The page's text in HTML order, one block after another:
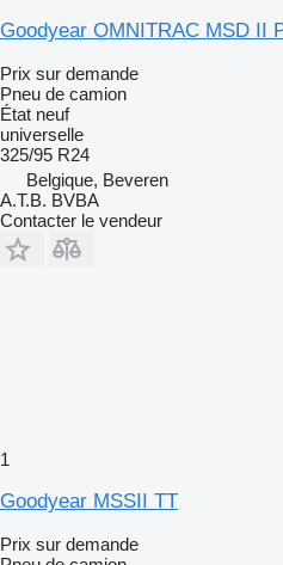
Goodyear OMNITRAC MSD II
Prix sur demande
Pneu de camion
État neuf
universelle
325/95 R24
Belgique, Beveren
A.T.B. BVBA
Contacter le vendeur
1
Goodyear MSSII TT
Prix sur demande